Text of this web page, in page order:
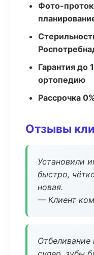
Фото-
Гарантия до
ортопедию
Рассрочка
Отзывы
Установили
быстро,
новая.
— Клиент
Отбеливание